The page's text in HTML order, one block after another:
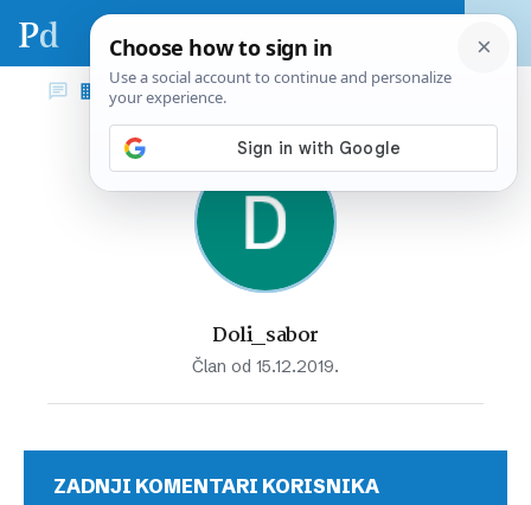
Doli_sabor
Član od 15.12.2019.
ZADNJI KOMENTARI KORISNIKA